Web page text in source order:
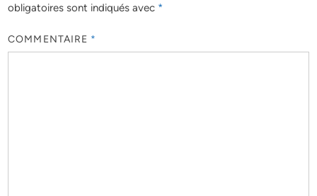
obligatoires sont indiqués avec *
COMMENTAIRE *